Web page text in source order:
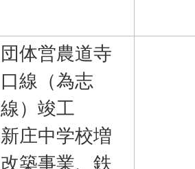
団体営農道寺
口線（為志
線）竣工
新庄中学校増
改築事業、鉄